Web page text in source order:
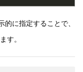
的に指定することで、
す。